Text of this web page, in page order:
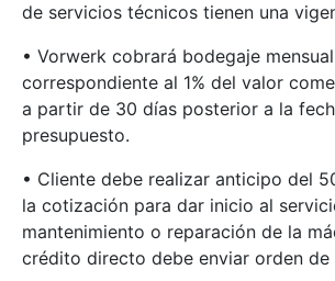
de servicios técnicos tienen una
• Vorwerk cobrará bodegaje
correspondiente al 1% del valor
a partir de 30 días posterior a la
presupuesto.
• Cliente debe realizar anticipo del
la cotización para dar inicio al
mantenimiento o reparación de la
crédito directo debe enviar orden de